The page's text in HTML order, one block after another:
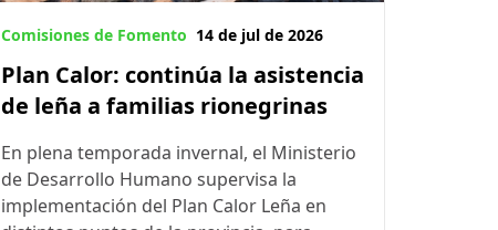
Plan Calor: continúa la asistencia
de leña a familias rionegrinas
Comisiones de Fomento 14 de jul de 2026
En plena temporada invernal, el Ministerio
de Desarrollo Humano supervisa la
implementación del Plan Calor Leña en